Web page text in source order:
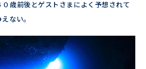
歳前後とゲストさまによく予想されて
ない。